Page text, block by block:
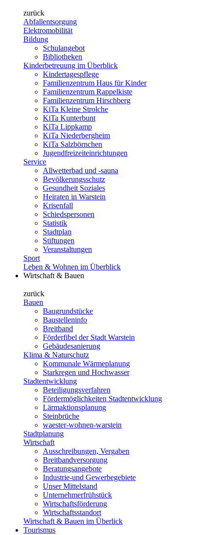
zurück
Abfallentsorgung
Elektromobilität
Bildung
Schulangebot
Bibliotheken
Kinderbetreuung im Überblick
Kindertagespflege
Familienzentrum Haus für Kinder
Familienzentrum Rappelkiste
Familienzentrum Hirschberg
KiTa Kleine Strolche
KiTa Kunterbunt
KiTa Lippkamp
KiTa Niederbergheim
KiTa Salzbörnchen
Jugendfreizeiteinrichtungen
Service
Allwetterbad und -sauna
Bevölkerungsschutz
Gesundheit Soziales
Heiraten in Warstein
Krisenfall
Schiedspersonen
Statistik
Stadtplan
Stiftungen
Veranstaltungen
Sport
Leben & Wohnen im Überblick
Wirtschaft & Bauen
zurück
Bauen
Baugrundstücke
Baustelleninfo
Breitband
Förderfibel der Stadt Warstein
Gebäudesanierung
Klima & Naturschutz
Kommunale Wärmeplanung
Starkregen und Hochwasser
Stadtentwicklung
Beteiligungsverfahren
Fördermöglichkeiten Stadtentwicklung
Lärmaktionsplanung
Steinbrüche
waester-wohnen-warstein
Stadtplanung
Wirtschaft
Ausschreibungen, Vergaben
Breitbandversorgung
Beratungsangebote
Industrie-und Gewerbegebiete
Unser Mittelstand
Unternehmerfrühstück
Wirtschaftsförderung
Wirtschaftsstandort
Wirtschaft & Bauen im Überlick
Tourismus